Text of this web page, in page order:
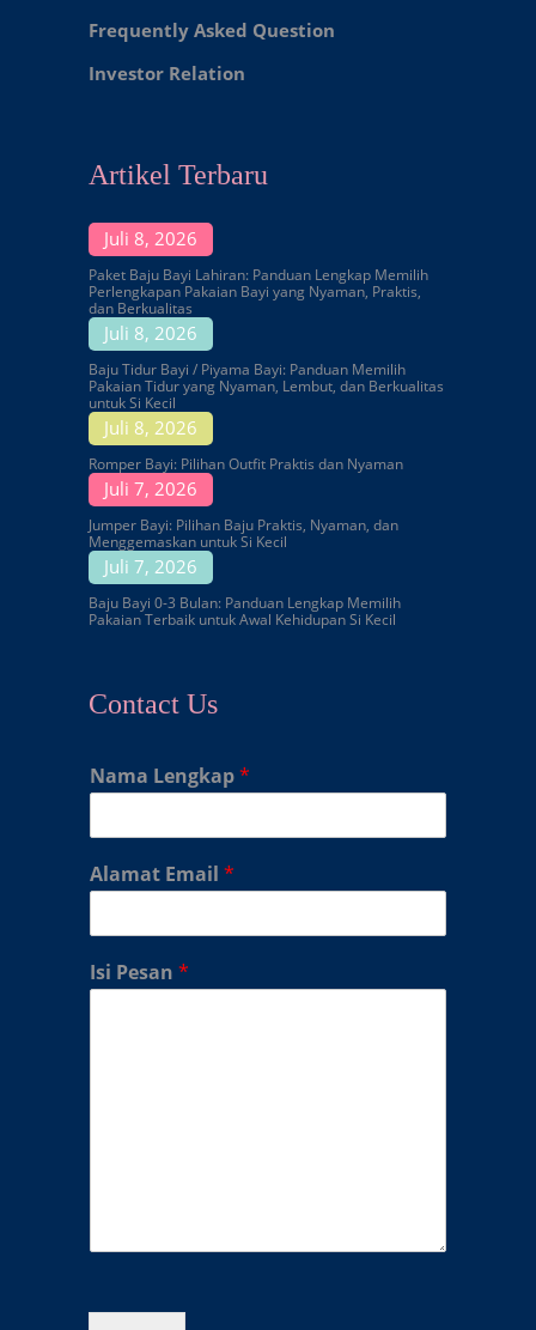
Frequently Asked Question
Investor Relation
Artikel Terbaru
Juli 8, 2026
Paket Baju Bayi Lahiran: Panduan Lengkap Memilih
Perlengkapan Pakaian Bayi yang Nyaman, Praktis,
dan Berkualitas
Juli 8, 2026
Baju Tidur Bayi / Piyama Bayi: Panduan Memilih
Pakaian Tidur yang Nyaman, Lembut, dan Berkualitas
untuk Si Kecil
Juli 8, 2026
Romper Bayi: Pilihan Outfit Praktis dan Nyaman
Juli 7, 2026
Jumper Bayi: Pilihan Baju Praktis, Nyaman, dan
Menggemaskan untuk Si Kecil
Juli 7, 2026
Baju Bayi 0-3 Bulan: Panduan Lengkap Memilih
Pakaian Terbaik untuk Awal Kehidupan Si Kecil
Contact Us
Nama Lengkap*
Alamat Email *
Isi Pesan *